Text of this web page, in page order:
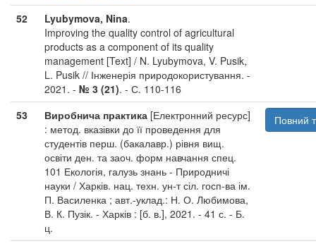
52 Lyubymova, Nina.
Improving the quality control of agricultural
products as a component of its quality
management [Text] / N. Lyubymova, V. Pusik,
L. Pusik // Інженерія природокористування. -
2021. - № 3 (21). - С. 110-116
53
Виробнича практика [Електронний ресурс]
: метод. вказівки до її проведення для
студентів перш. (бакалавр.) рівня вищ.
освіти ден. та заоч. форм навчання спец.
101 Екологія, галузь знань - Природничі
науки / Харків. нац. техн. ун-т сіл. госп-ва ім.
П. Василенка ; авт.-уклад.: Н. О. Любимова,
В. К. Пузік. - Харків : [б. в.], 2021. - 41 с. - Б.
ц.
Повний